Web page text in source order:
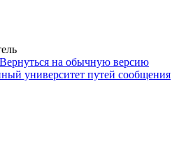
Вернуться на обычную версию